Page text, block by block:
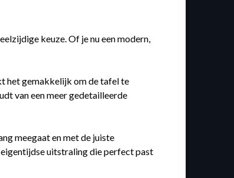
keuze. Of je nu een modern,
het gemakkelijk om de tafel te
van een meer gedetailleerde
meegaat en met de juiste
uitstraling die perfect past